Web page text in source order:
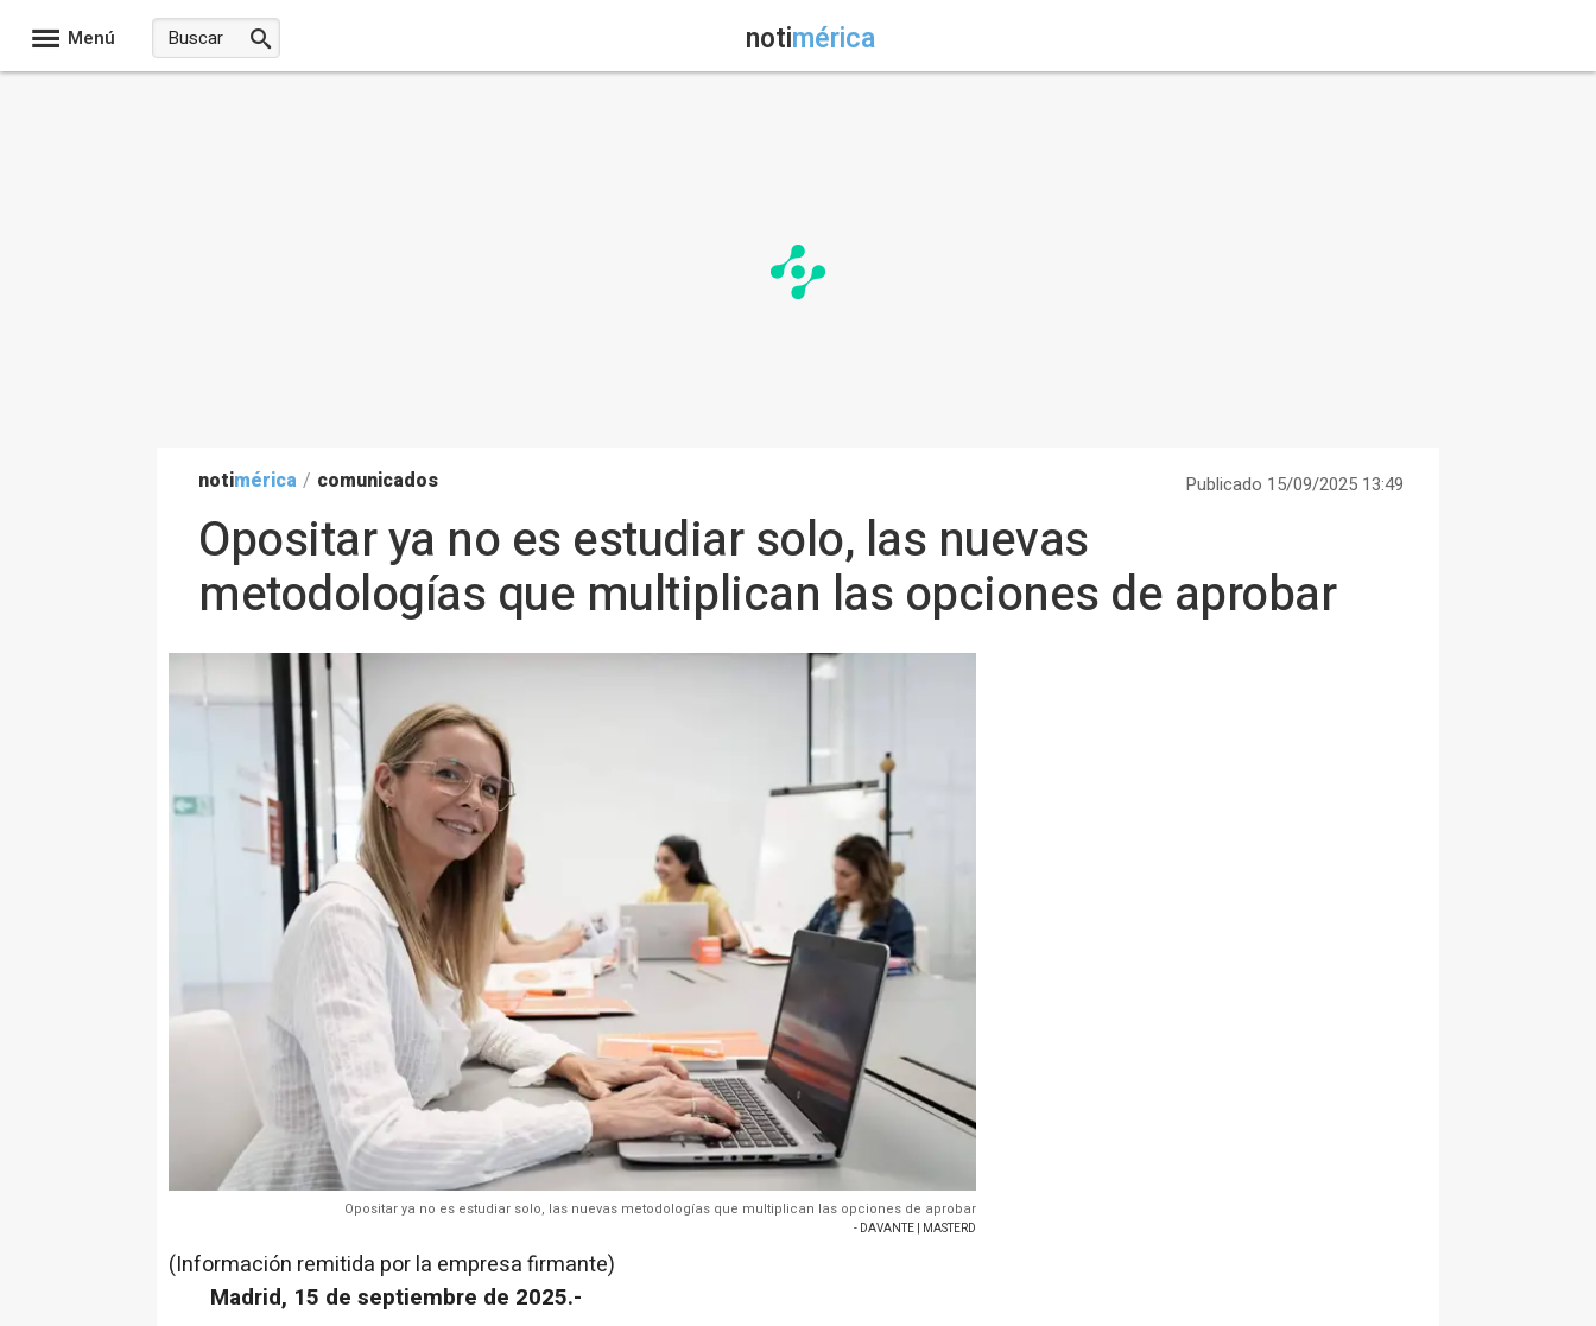
Menú notimérica
notimérica / comunicados Publicado 15/09/2025 13:49
Opositar ya no es estudiar solo, las nuevas
metodologías que multiplican las opciones de aprobar
Opositar ya no es estudiar solo, las nuevas metodologías que multiplican las opciones de aprobar
- DAVANTE | MASTERD
(Información remitida por la empresa firmante)
Madrid, 15 de septiembre de 2025.-